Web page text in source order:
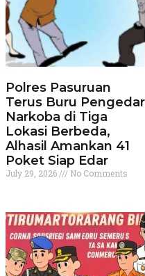
Polres Pasuruan
Terus Buru Pengedar
Narkoba di Tiga
Lokasi Berbeda,
Alhasil Amankan 41
Poket Siap Edar
July 29, 2026 No Comments